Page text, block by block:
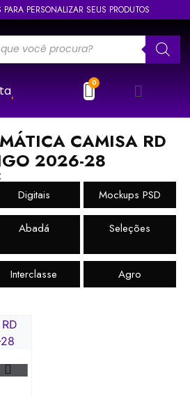
PERSONALIZAR SEUS PRODUTOS
CAMISA RD
2026-28
Digitais Mockups PSD
Abadá Seleções
Interclasse Agro